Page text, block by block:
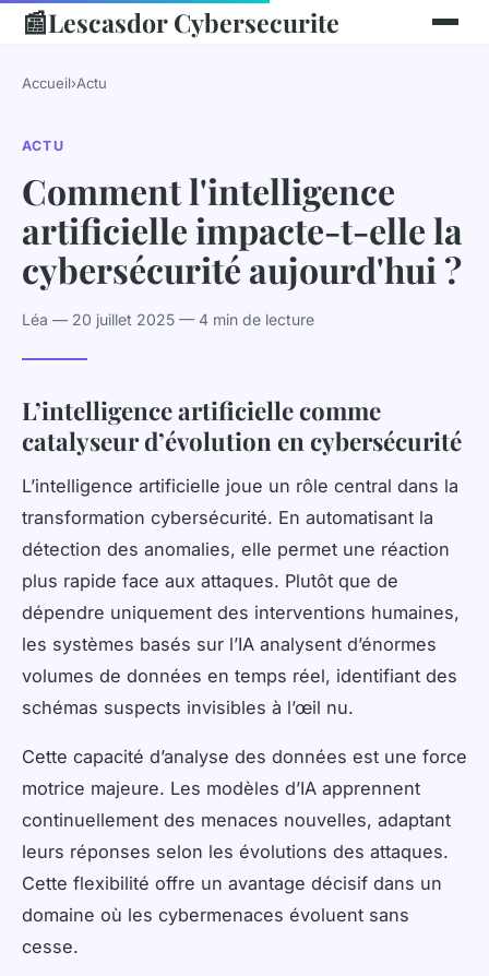
📰Lescasdor Cybersecurite
Accueil›Actu
ACTU
Comment l'intelligence
artificielle impacte-t-elle la
cybersécurité aujourd'hui ?
Léa — 20 juillet 2025 — 4 min de lecture
L’intelligence artificielle comme
catalyseur d’évolution en cybersécurité
L’intelligence artificielle joue un rôle central dans la
transformation cybersécurité. En automatisant la
détection des anomalies, elle permet une réaction
plus rapide face aux attaques. Plutôt que de
dépendre uniquement des interventions humaines,
les systèmes basés sur l’IA analysent d’énormes
volumes de données en temps réel, identifiant des
schémas suspects invisibles à l’œil nu.
Cette capacité d’analyse des données est une force
motrice majeure. Les modèles d’IA apprennent
continuellement des menaces nouvelles, adaptant
leurs réponses selon les évolutions des attaques.
Cette flexibilité offre un avantage décisif dans un
domaine où les cybermenaces évoluent sans
cesse.